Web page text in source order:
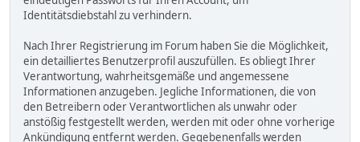
Identitätsdiebstahl zu verhindern.
Nach Ihrer Registrierung im Forum haben Sie die Möglichkeit,
ein detailliertes Benutzerprofil auszufüllen. Es obliegt Ihrer
Verantwortung, wahrheitsgemäße und angemessene
Informationen anzugeben. Jegliche Informationen, die von
den Betreibern oder Verantwortlichen als unwahr oder
anstößig festgestellt werden, werden mit oder ohne vorherige
Ankündigung entfernt werden. Gegebenenfalls werden